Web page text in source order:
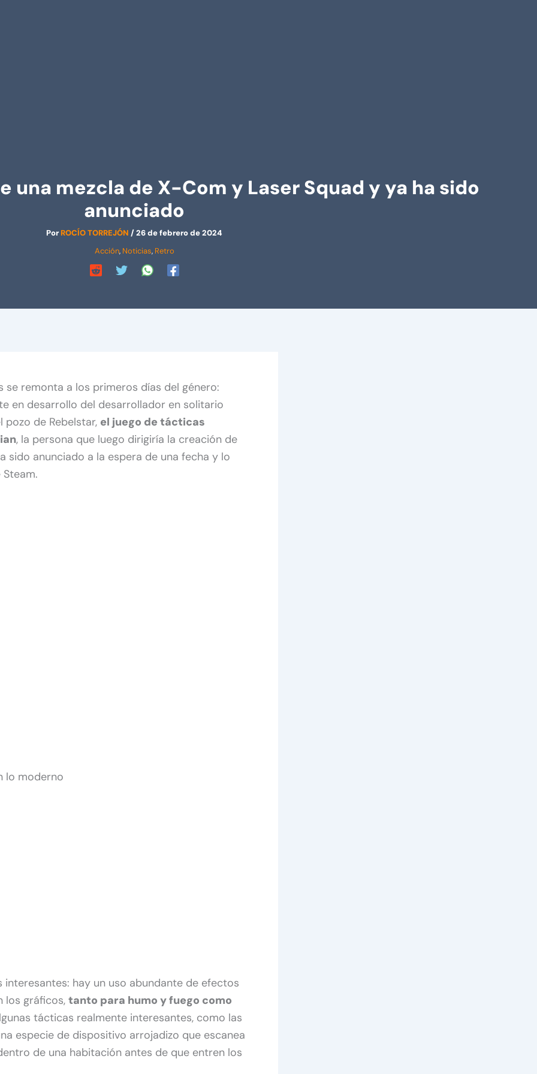
mezcla de X-Com y Laser Squad y ya ha sido
anunciado
PorROCÍO TORREJÓN /26 de febrero de 2024
Acción, Noticias, Retro
remonta a los primeros días del género:
en desarrollo del desarrollador en solitario
pozo de Rebelstar, el juego de tácticas
, la persona que luego dirigiría la creación de
sido anunciado a la espera de una fecha y lo
lo moderno
hay un uso abundante de efectos
los gráficos, tanto para humo y fuego como
tácticas realmente interesantes, como las
especie de dispositivo arrojadizo que escanea
de una habitación antes de que entren los